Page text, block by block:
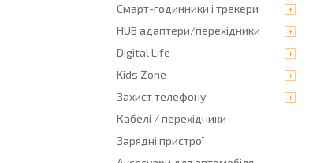
Смарт-годинники і трекери
HUB адаптери/перехідники
Digital Life
Kids Zone
Захист телефону
Кабелі / перехідники
Зарядні пристрої